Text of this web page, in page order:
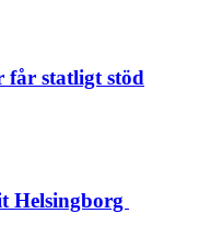
får statligt stöd
Helsingborg